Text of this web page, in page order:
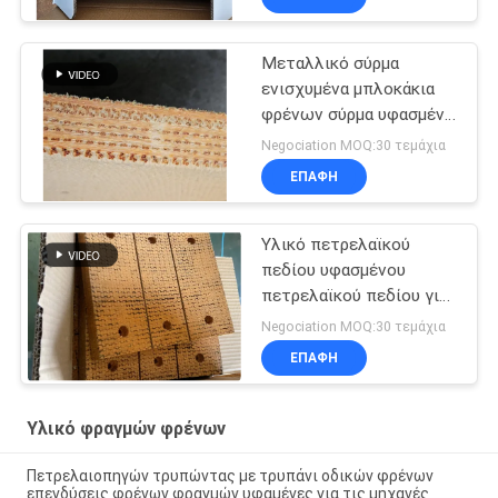
Μεταλλικό σύρμα
ενισχυμένα μπλοκάκια
φρένων σύρμα υφασμένο
υλικό μπλοκάκια φρένων
για πηγάδι πετρελαίου
Negociation MOQ:30 τεμάχια
ΕΠΑΦΉ
Υλικό πετρελαϊκού
πεδίου υφασμένου
πετρελαϊκού πεδίου για
τη γεωτρική μηχανή
Negociation MOQ:30 τεμάχια
ΕΠΑΦΉ
Υλικό φραγμών φρένων
Πετρελαιοπηγών τρυπώντας με τρυπάνι οδικών φρένων
επενδύσεις φρένων φραγμών υφαμένες για τις μηχανές